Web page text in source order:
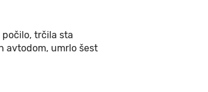
počilo, trčila sta
avtodom, umrlo šest